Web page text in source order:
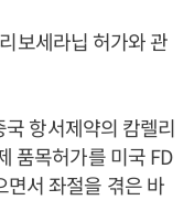
보세라닙 허가와 관
항서제약의 캄렐리
품목허가를 미국 FD
면서 좌절을 겪은 바